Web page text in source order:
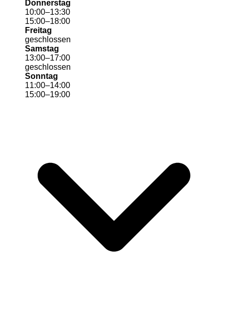
Donnerstag
10:00–13:30
15:00–18:00
Freitag
geschlossen
Samstag
13:00–17:00
geschlossen
Sonntag
11:00–14:00
15:00–19:00